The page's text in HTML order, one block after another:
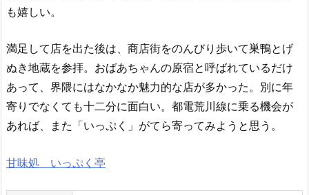
も嬉しい。
満足して店を出た後は、商店街をのんびり歩いて巣鴨とげ
ぬき地蔵を参拝。おばあちゃんの原宿と呼ばれているだけ
あって、界隈にはなかなか魅力的な店が多かった。別に年
寄りでなくても十二分に面白い。都電荒川線に乗る機会が
あれば、また「いっぷく」がてら寄ってみようと思う。
甘味処 いっぷく亭